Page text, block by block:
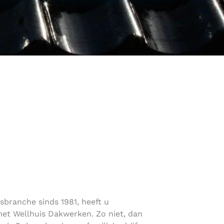
sinds 1981, heeft u
Wellhuis Dakwerken. Zo niet, dan